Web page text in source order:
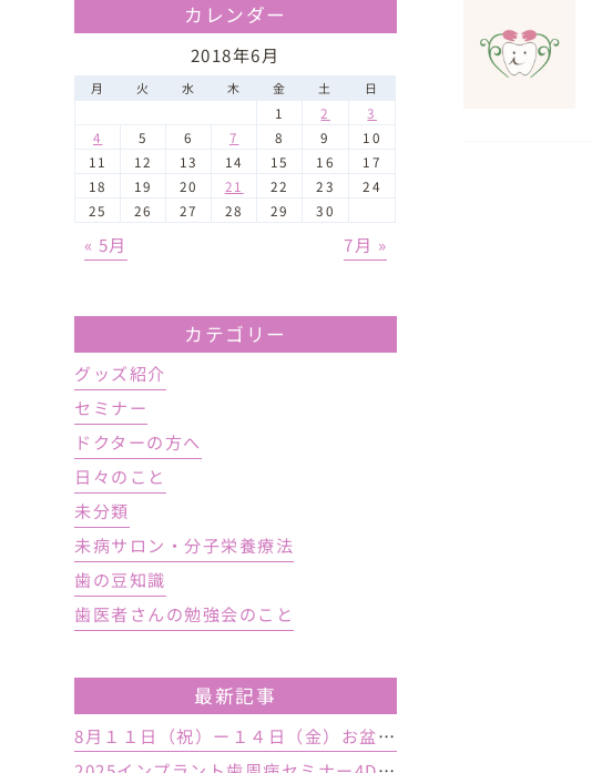
カレンダー
2018年6月
月 火 水 木 金 土 日
1 2
3
4
5 6 7 8 9
10
11
12 13 14 15 16
17
18
19 20 21 22 23
24
25
26 27 28 29 30
« 5月 7月 »
カテゴリー
グッズ紹介
セミナー
ドクターの方へ
日々のこと
未分類
未病サロン・分子栄養療法
歯の豆知識
歯医者さんの勉強会のこと
最新記事
8月１１日（祝）ー１４日（金）お盆休み １５日土曜日から診療しております